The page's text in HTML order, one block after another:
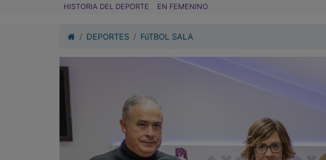
HISTORIA DEL DEPORTE
EN FEMENINO
DEPORTES FúTBOL SALA